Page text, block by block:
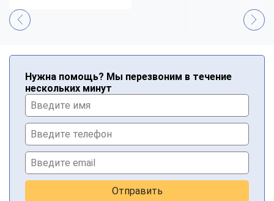
Нужна помощь? Мы перезвоним в течение
нескольких минут
Отправить